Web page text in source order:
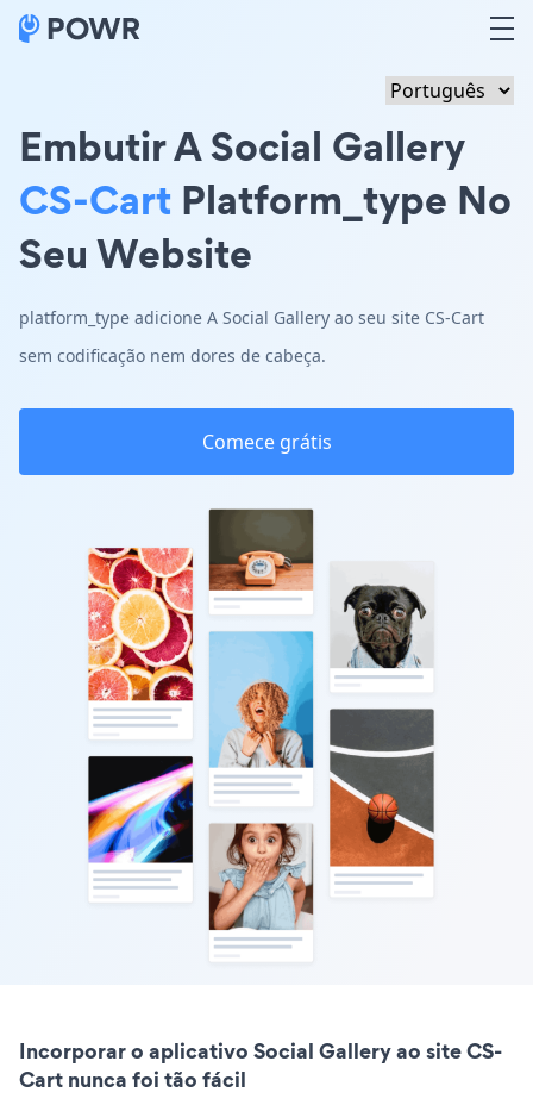
Embutir A Social Gallery
CS-Cart Platform_type No
Seu Website
platform_type adicione A Social Gallery ao seu site CS-Cart
sem codificação nem dores de cabeça.
Comece grátis
Incorporar o aplicativo Social Gallery ao site CS-
Cart nunca foi tão fácil